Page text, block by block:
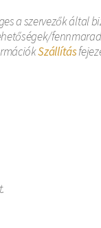
a szervezők
Szállítás